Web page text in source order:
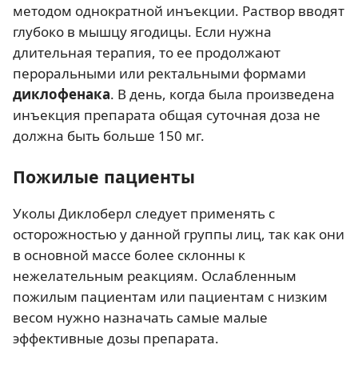
методом однократной инъекции. Раствор вводят
глубоко в мышцу ягодицы. Если нужна
длительная терапия, то ее продолжают
пероральными или ректальными формами
диклофенака. В день, когда была произведена
инъекция препарата общая суточная доза не
должна быть больше 150 мг.
Пожилые пациенты
Уколы Диклоберл следует применять с
осторожностью у данной группы лиц, так как они
в основной массе более склонны к
нежелательным реакциям. Ослабленным
пожилым пациентам или пациентам с низким
весом нужно назначать самые малые
эффективные дозы препарата.